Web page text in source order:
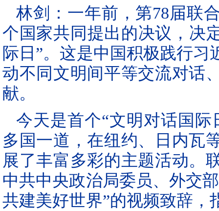
林剑：一年前，第78届联
个国家共同提出的决议，决
际日”。这是中国积极践行
动不同文明间平等交流对话
献。
今天是首个“文明对话国
多国一道，在纽约、日内瓦
展了丰富多彩的主题活动。
中共中央政治局委员、外交
共建美好世界”的视频致辞